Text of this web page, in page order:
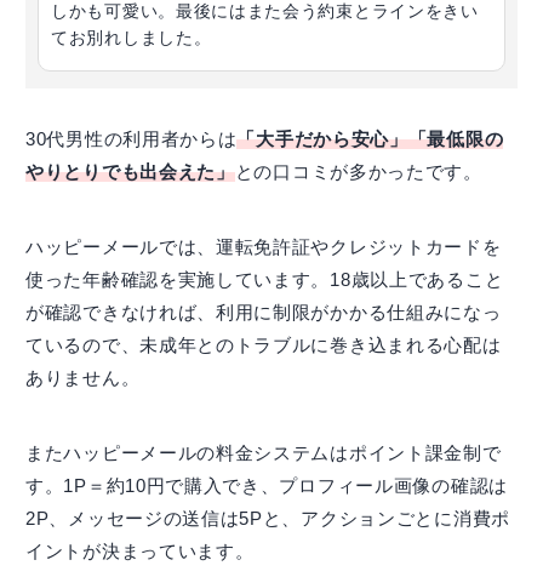
しかも可愛い。最後にはまた会う約束とラインをきい
てお別れしました。
30代男性の利用者からは「大手だから安心」「最低限の
やりとりでも出会えた」との口コミが多かったです。
ハッピーメールでは、運転免許証やクレジットカードを
使った年齢確認を実施しています。18歳以上であること
が確認できなければ、利用に制限がかかる仕組みになっ
ているので、未成年とのトラブルに巻き込まれる心配は
ありません。
またハッピーメールの料金システムはポイント課金制で
す。1P＝約10円で購入でき、プロフィール画像の確認は
2P、メッセージの送信は5Pと、アクションごとに消費ポ
イントが決まっています。